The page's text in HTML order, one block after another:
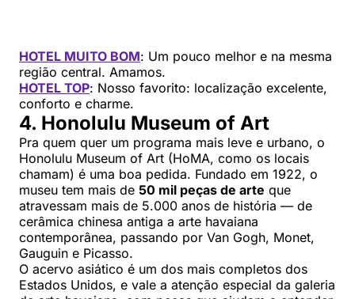
HOTEL MUITO BOM: Um pouco melhor e na mesma
região central. Amamos.
HOTEL TOP: Nosso favorito: localização excelente,
conforto e charme.
4. Honolulu Museum of Art
Pra quem quer um programa mais leve e urbano, o
Honolulu Museum of Art (HoMA, como os locais
chamam) é uma boa pedida. Fundado em 1922, o
museu tem mais de 50 mil peças de arte que
atravessam mais de 5.000 anos de história — de
cerâmica chinesa antiga a arte havaiana
contemporânea, passando por Van Gogh, Monet,
Gauguin e Picasso.
O acervo asiático é um dos mais completos dos
Estados Unidos, e vale a atenção especial da galeria